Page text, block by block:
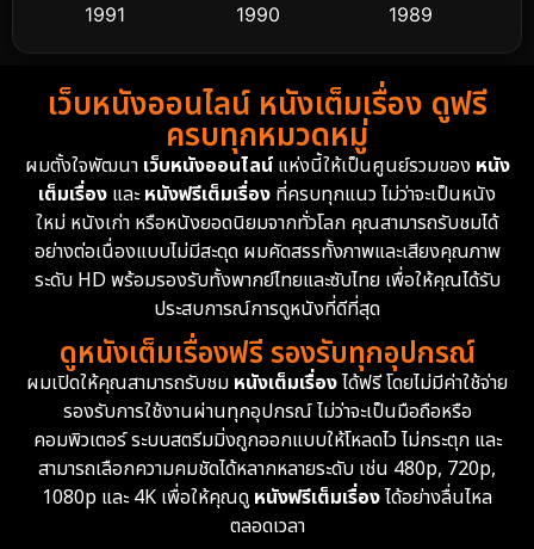
Detective สืบสวน
Detective สืบสวน
Disney+ 4
Documentary สารคดี 94
Drama ดราม่า
Dystopian 16
Emotional 61
Epic มหากาพย์ 216
1991
1990
1989
1988
1986
1985
1983
1982
1981
1974
1962
เว็บหนังออนไลน์ หนังเต็มเรื่อง ดูฟรี
ครบทุกหมวดหมู่
ผมตั้งใจพัฒนา เว็บหนังออนไลน์แห่งนี้ให้เป็นศูนย์รวมของ หนัง
เต็มเรื่อง และหนังฟรีเต็มเรื่อง ที่ครบทุกแนว ไม่ว่าจะเป็นหนัง
ใหม่ หนังเก่า หรือหนังยอดนิยมจากทั่วโลก คุณสามารถรับชมได้
อย่างต่อเนื่องแบบไม่มีสะดุด ผมคัดสรรทั้งภาพและเสียงคุณภาพ
ระดับ HD พร้อมรองรับทั้งพากย์ไทยและซับไทย เพื่อให้คุณได้รับ
ประสบการณ์การดูหนังที่ดีที่สุด
ดูหนังเต็มเรื่องฟรี รองรับทุกอุปกรณ์
ผมเปิดให้คุณสามารถรับชม หนังเต็มเรื่องได้ฟรี โดยไม่มีค่าใช้จ่าย
รองรับการใช้งานผ่านทุกอุปกรณ์ ไม่ว่าจะเป็นมือถือหรือ
คอมพิวเตอร์ ระบบสตรีมมิ่งถูกออกแบบให้โหลดไว ไม่กระตุก และ
สามารถเลือกความคมชัดได้หลากหลายระดับ เช่น 480p, 720p,
1080p และ 4K เพื่อให้คุณดูหนังฟรีเต็มเรื่องได้อย่างลื่นไหล
ตลอดเวลา